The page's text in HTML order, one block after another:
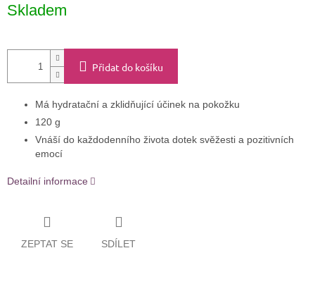
Skladem
Přidat do košíku
Má hydratační a zklidňující účinek na pokožku
120 g
Vnáší do každodenního života dotek svěžesti a pozitivních
emocí
Detailní informace
ZEPTAT SE SDÍLET